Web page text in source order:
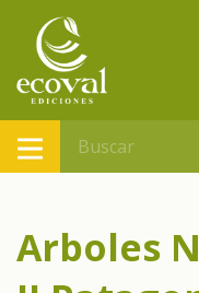
Arboles